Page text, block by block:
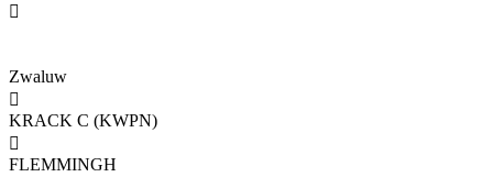

Zwaluw

KRACK C (KWPN)

FLEMMINGH